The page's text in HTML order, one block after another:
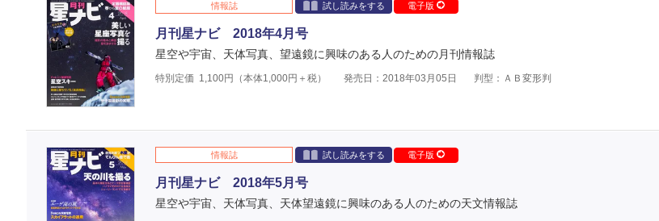
情報誌 試し読みをする 電子版
月刊星ナビ 2018年4月号
星空や宇宙、天体写真、望遠鏡に興味のある人のための月刊情報誌
特別定価 1,100円（本体1,000円＋税） 発売日：2018年03月05日 判型：ＡＢ変形判
情報誌 試し読みをする 電子版
月刊星ナビ 2018年5月号
星空や宇宙、天体写真、天体望遠鏡に興味のある人のための天文情報誌